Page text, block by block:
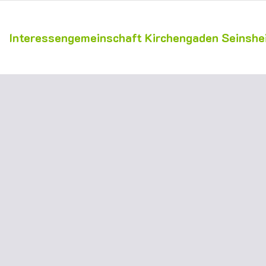
Interessengemeinschaft Kirchengaden